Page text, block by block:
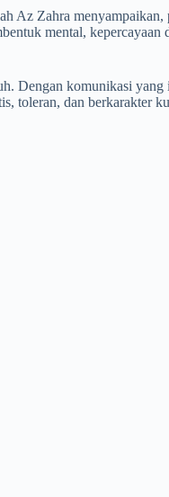
Zahra menyampaikan,
mental,
Dengan komunikasi
toleran, dan berkarakter